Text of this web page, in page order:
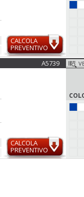
CALCOLA
PREVENTIVO
A5739
CALCOLA
PREVENTIVO